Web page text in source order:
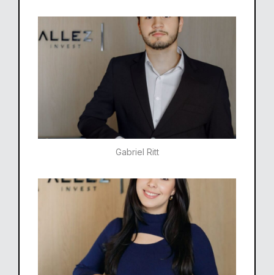
Gabriel Ritt